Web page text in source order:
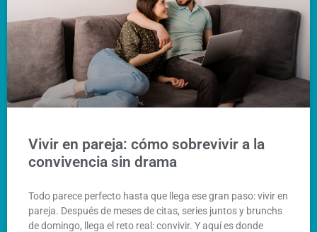
Vivir en pareja: cómo sobrevivir a la
convivencia sin drama
Todo parece perfecto hasta que llega ese gran paso: vivir en
pareja. Después de meses de citas, series juntos y brunchs
de domingo, llega el reto real: convivir. Y aquí es donde